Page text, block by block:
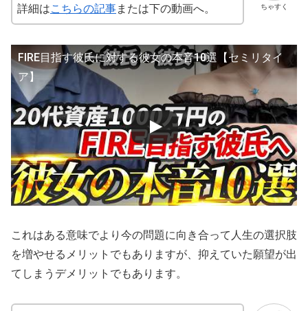
ちゃすく
詳細はこちらの記事または下の動画へ。
FIRE目指す彼氏に対する彼女の本音10選【セミリタイ
ア】
これはある意味でより今の問題に向き合って人生の選択肢
を増やせるメリットでもありますが、抑えていた願望が出
てしまうデメリットでもあります。